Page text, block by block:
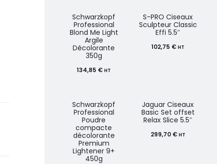
Schwarzkopf
Professional
Blond Me Light
Argile
Décolorante
350g
134,85 € HT
S-PRO Ciseaux
Sculpteur Classic
Effi 5.5″
102,75 € HT
Schwarzkopf
Professional
Poudre
compacte
décolorante
Premium
Lightener 9+
450g
Jaguar Ciseaux
Basic Set offset
Relax Slice 5.5″
299,70 € HT